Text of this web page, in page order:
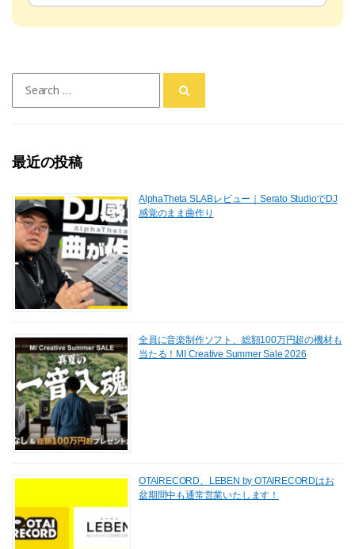
for:
最近の投稿
AlphaTheta SLABレビュー｜Serato StudioでDJ
感覚のまま曲作り
全員に音楽制作ソフト、総額100万円超の機材も
当たる！MI Creative Summer Sale 2026
OTAIRECORD、LEBEN by OTAIRECORDはお
盆期間中も通常営業いたします！